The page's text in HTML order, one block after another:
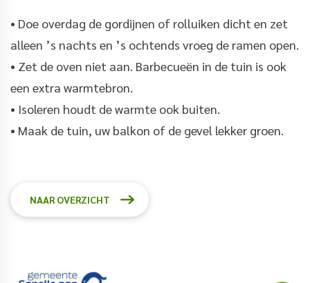
• Doe overdag de gordijnen of rolluiken dicht en zet
alleen ’s nachts en ’s ochtends vroeg de ramen open.
• Zet de oven niet aan. Barbecueën in de tuin is ook
een extra warmtebron.
• Isoleren houdt de warmte ook buiten.
• Maak de tuin, uw balkon of de gevel lekker groen.
NAAR OVERZICHT